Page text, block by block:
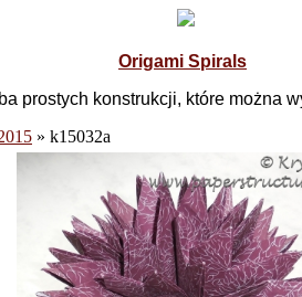
Origami Spirals
prostych konstrukcji, które można
» k15032a